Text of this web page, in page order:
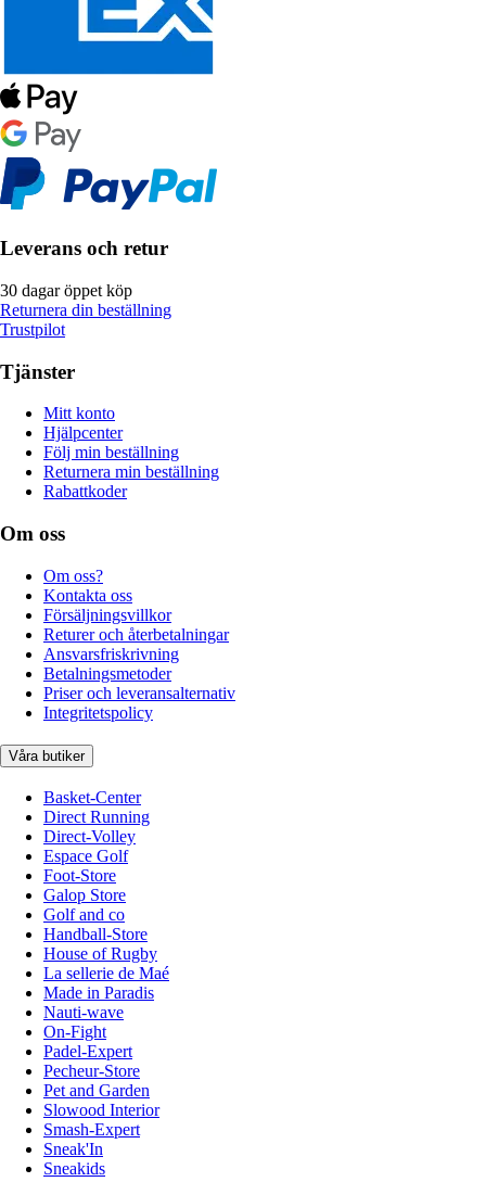
Leverans och retur
30 dagar öppet köp
Returnera din beställning
Trustpilot
Tjänster
Mitt konto
Hjälpcenter
Följ min beställning
Returnera min beställning
Rabattkoder
Om oss
Om oss?
Kontakta oss
Försäljningsvillkor
Returer och återbetalningar
Ansvarsfriskrivning
Betalningsmetoder
Priser och leveransalternativ
Integritetspolicy
Våra butiker
Basket-Center
Direct Running
Direct-Volley
Espace Golf
Foot-Store
Galop Store
Golf and co
Handball-Store
House of Rugby
La sellerie de Maé
Made in Paradis
Nauti-wave
On-Fight
Padel-Expert
Pecheur-Store
Pet and Garden
Slowood Interior
Smash-Expert
Sneak'In
Sneakids